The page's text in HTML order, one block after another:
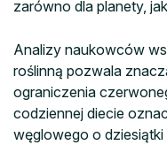
zarówno dla planety,
Analizy naukowców
roślinną pozwala
ograniczenia
codziennej diecie
węglowego o